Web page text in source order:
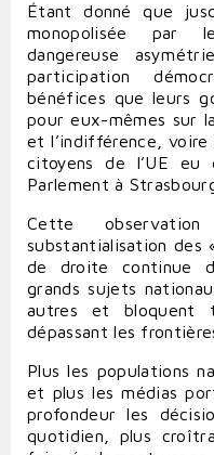
Étant donné que
monopolisée par
dangereuse
participation
bénéfices que leurs
pour eux-mêmes sur
et l’indifférence, voire
citoyens de l’UE eu
Parlement à
Cette
substantialisation des
de droite continue
grands sujets
autres et bloquent
dépassant les
Plus les populations
et plus les médias
profondeur les
quotidien, plus